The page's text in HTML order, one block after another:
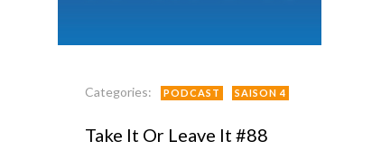
Categories: PODCAST SAISON 4
Take It Or Leave It #88